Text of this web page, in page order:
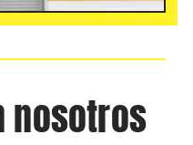
nosotros